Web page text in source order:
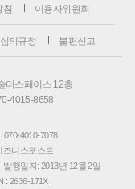
침 이용자위원회
의규정 불편신고
더스페이스 12층
4015-8658
070-4010-7078
즈니스포스트
발행일자: 2013년 12월 2일
: 2636-171X